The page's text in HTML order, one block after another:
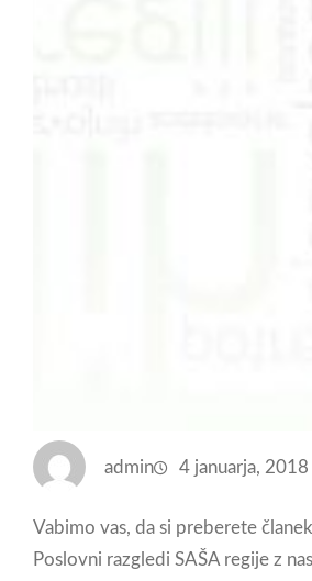
admin 4 januarja, 2018
Vabimo vas, da si preberete
Poslovni razgledi SAŠA regije z